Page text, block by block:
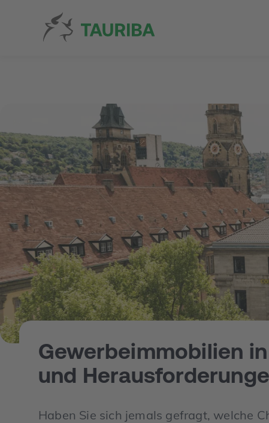
Gewerbeimmobilien
und
Haben Sie sich jemals gefragt, welche